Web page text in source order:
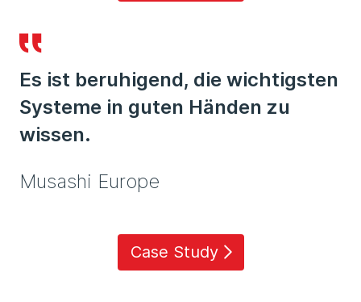
Es ist beruhigend, die wichtigsten
Systeme in guten Händen zu
wissen.
Musashi Europe
Case Study